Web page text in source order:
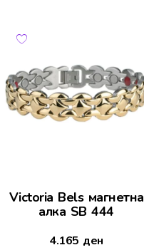
Victoria Bels магнетна
алка SB 444
4.165 ден